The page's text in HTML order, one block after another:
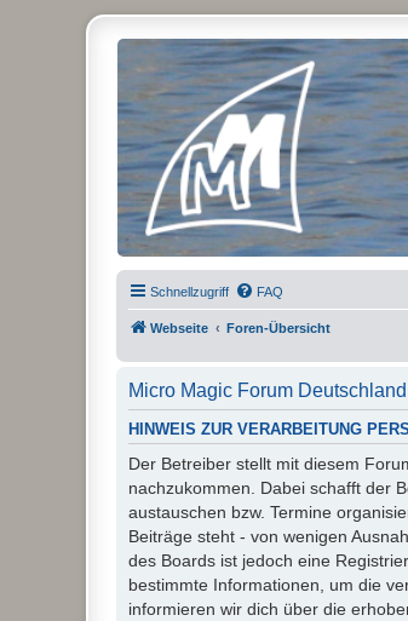
Micro Magic Forum
Schnellzugriff FAQ
Webseite Foren-Übersicht
Micro Magic Forum
HINWEIS ZUR VERARBEITUNG
Der Betreiber stellt mit diesem
nachzukommen. Dabei schafft der
austauschen bzw. Termine
Beiträge steht - von wenigen
des Boards ist jedoch eine
bestimmte Informationen, um die
informieren wir dich über die